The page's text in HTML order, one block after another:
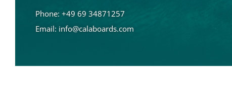
Phone: +49 69 34871257
Email: info@calaboards.com